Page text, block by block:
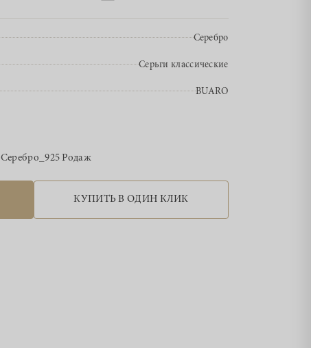
Серебро
Серьги классические
BUARO
Серебро_925 Родаж
КУПИТЬ В ОДИН КЛИК